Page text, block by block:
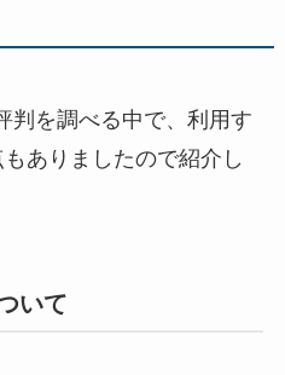
判を調べる中で、利用す
ありましたので紹介し
いて